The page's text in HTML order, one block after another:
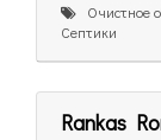
Очистное
Септики
Rankas